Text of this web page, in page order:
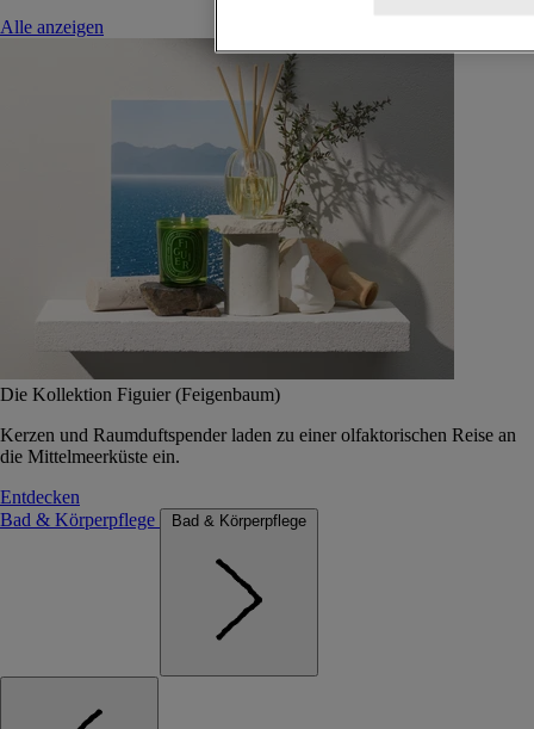
Alle anzeigen
Die Kollektion Figuier (Feigenbaum)
Kerzen und Raumduftspender laden zu einer olfaktorischen Reise an
die Mittelmeerküste ein.
Entdecken
Bad & Körperpflege
Bad & Körperpflege